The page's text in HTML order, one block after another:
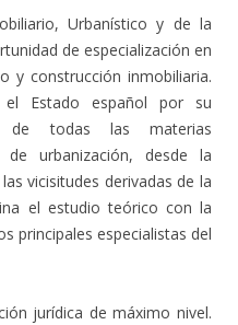
Urbanístico y de la
de especialización en
y construcción inmobiliaria.
Estado español por su
de todas las materias
urbanización, desde la
vicisitudes derivadas de la
el estudio teórico con la
principales especialistas del
jurídica de máximo nivel.